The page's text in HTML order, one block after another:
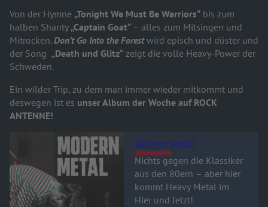
Von der Hymne „Tonight We Must Be Warriors“ bis zum
halben Shanty „Captain Goat“ – alles zum Mitsingen und
Mitrocken.Don’t Go Into the Forestwird episch und düster und
der Song „Death und Glitz“ zeigt die volle Heavy-Power der
Schweden.
Ein wilder Trip, zu dem man immer wieder mitkommt und
deswegen ist es unser Album der Woche auf ROCK
ANTENNE!
Audiotitel - Modern Metal
Modern Metal
Nichts gegen die Klassiker
aus den 80ern – aber hier
kommt Heavy Metal im
Hier und Jetzt!